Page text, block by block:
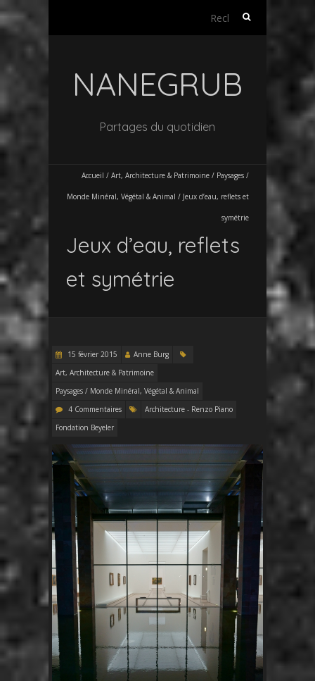
Rechercher :
NANEGRUB
Partages du quotidien
Accueil / Art, Architecture & Patrimoine / Paysages /
Monde Minéral, Végétal & Animal / Jeux d’eau, reflets et
symétrie
Jeux d’eau, reflets
et symétrie
15 février 2015
Anne Burg
Art, Architecture & Patrimoine
Paysages / Monde Minéral, Végétal & Animal
4 Commentaires
Architecture - Renzo Piano
Fondation Beyeler